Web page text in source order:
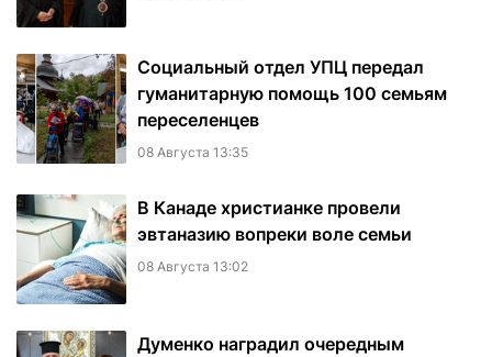
Социальный отдел УПЦ передал
гуманитарную помощь 100 семьям
переселенцев
08 Августа 13:35
В Канаде христианке провели
эвтаназию вопреки воле семьи
08 Августа 13:02
Думенко наградил очередным